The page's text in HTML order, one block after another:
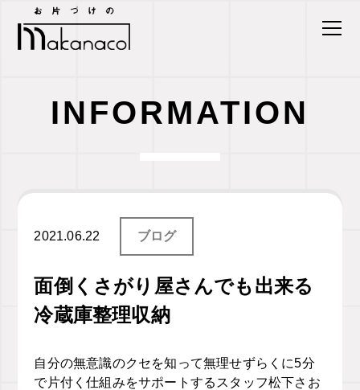
INFORMATION
2021.06.22 ブログ
面倒くさがり屋さんでも出来る
冷蔵庫整理収納
自分の無意識のクセを知って無理せずらくに5分
で片付く仕組みをサポートする スタッフ松下さお